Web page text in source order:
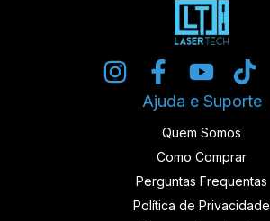
Ajuda e Suporte
Quem Somos
Como Comprar
Perguntas Frequentas
Política de Privacidade